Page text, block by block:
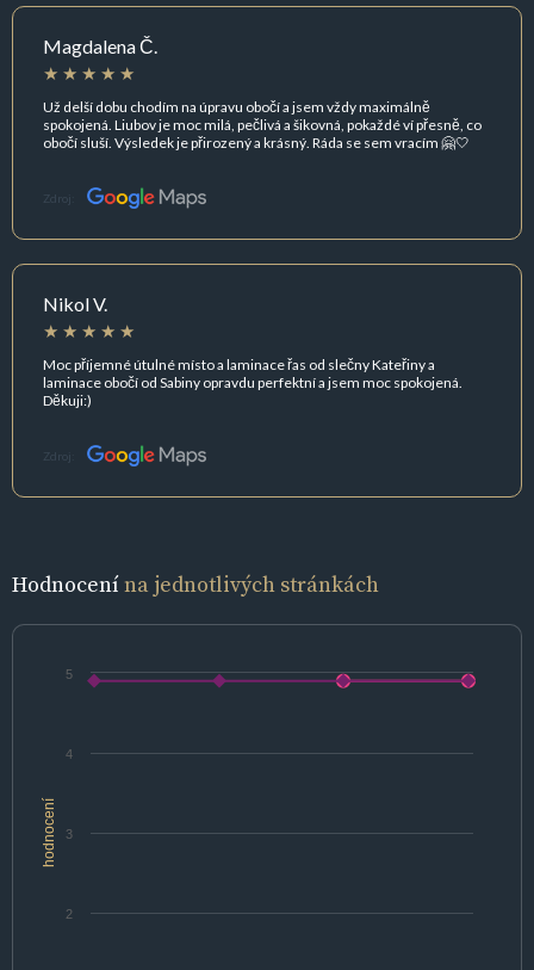
Magdalena Č.
Už delší dobu chodím na úpravu obočí a jsem vždy maximálně
spokojená. Liubov je moc milá, pečlivá a šikovná, pokaždé ví přesně, co
obočí sluší. Výsledek je přirozený a krásný. Ráda se sem vracím 🤗🤍
Zdroj:
Nikol V.
Moc příjemné útulné místo a laminace řas od slečny Kateřiny a
laminace obočí od Sabiny opravdu perfektní a jsem moc spokojená.
Děkuji:)
Zdroj:
Hodnocenína jednotlivých stránkách
hodnocení
2
3
4
5